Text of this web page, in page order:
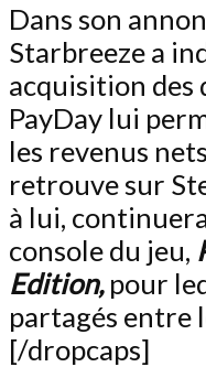
Dans son
Starbreeze a
acquisition des
PayDay lui
les revenus
retrouve sur
à lui,
console du jeu,
Edition,pour
partagés entre
[/dropcaps]